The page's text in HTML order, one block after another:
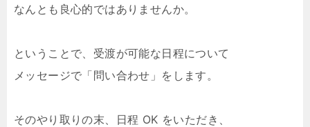
なんとも良心的ではありませんか。
ということで、受渡が可能な日程について
メッセージで「問い合わせ」をします。
そのやり取りの末、日程 OK をいただき、